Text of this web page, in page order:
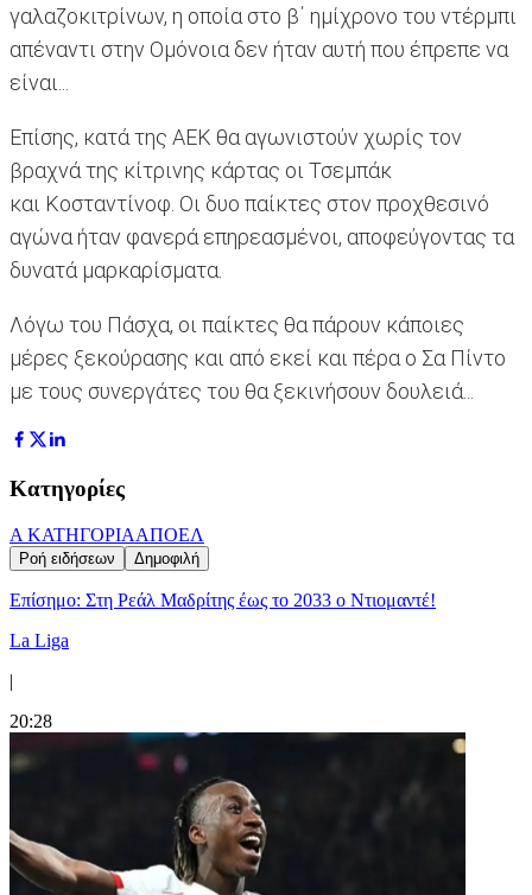
γαλαζοκιτρίνων, η οποία στο β΄ ημίχρονο του ντέρμπι
απέναντι στην Ομόνοια δεν ήταν αυτή που έπρεπε να
είναι...
Επίσης, κατά της ΑΕΚ θα αγωνιστούν χωρίς τον
βραχνά της κίτρινης κάρτας οι Τσεμπάκ
και Κοσταντίνοφ. Οι δυο παίκτες στον προχθεσινό
αγώνα ήταν φανερά επηρεασμένοι, αποφεύγοντας τα
δυνατά μαρκαρίσματα.
Λόγω του Πάσχα, οι παίκτες θα πάρουν κάποιες
μέρες ξεκούρασης και από εκεί και πέρα ο Σα Πίντο
με τους συνεργάτες του θα ξεκινήσουν δουλειά...
Κατηγορίες
Α ΚΑΤΗΓΟΡΙΑΑΠΟΕΛ
Ροή ειδήσεων Δημοφιλή
Επίσημο: Στη Ρεάλ Μαδρίτης έως το 2033 ο Ντιομαντέ!
La Liga
|
20:28